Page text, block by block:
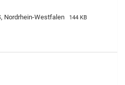
Nordrhein-Westfalen 144 KB